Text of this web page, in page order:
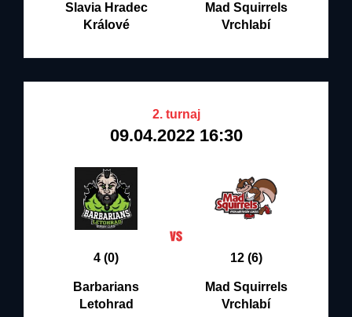
Slavia Hradec
Králové
Mad Squirrels
Vrchlabí
2. turnaj
09.04.2022 16:30
4 (0)
Barbarians
Letohrad
12 (6)
Mad Squirrels
Vrchlabí